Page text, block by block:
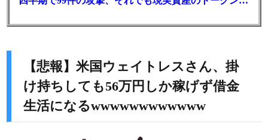
【悲報】米国ウェイトレスさん、掛
け持ちしても56万円しか稼げず借金
生活になるwwwwwwwwwwww